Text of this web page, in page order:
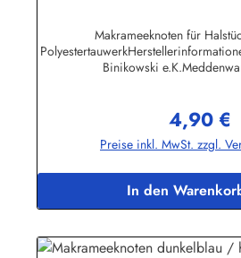
Makrameeknoten für
Binikowski
Regulärer
4,90 €
Preise inkl. MwSt. zzgl.
In den